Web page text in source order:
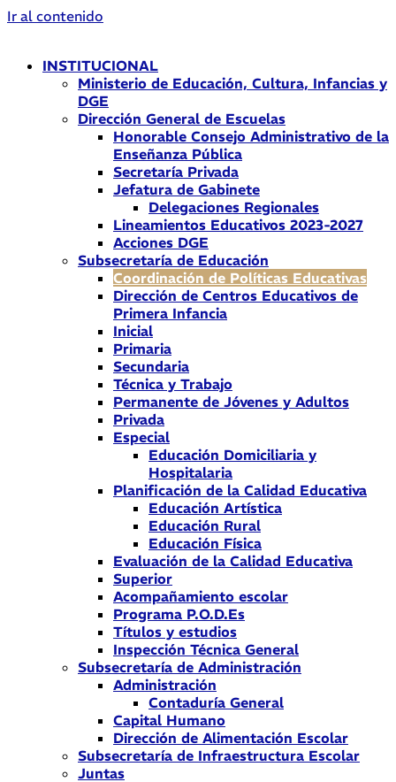
Ir al contenido
INSTITUCIONAL
Ministerio de Educación, Cultura, Infancias y
DGE
Dirección General de Escuelas
Honorable Consejo Administrativo de la
Enseñanza Pública
Secretaría Privada
Jefatura de Gabinete
Delegaciones Regionales
Lineamientos Educativos 2023-2027
Acciones DGE
Subsecretaría de Educación
Coordinación de Políticas Educativas
Dirección de Centros Educativos de
Primera Infancia
Inicial
Primaria
Secundaria
Técnica y Trabajo
Permanente de Jóvenes y Adultos
Privada
Especial
Educación Domiciliaria y
Hospitalaria
Planificación de la Calidad Educativa
Educación Artística
Educación Rural
Educación Física
Evaluación de la Calidad Educativa
Superior
Acompañamiento escolar
Programa P.O.D.Es
Títulos y estudios
Inspección Técnica General
Subsecretaría de Administración
Administración
Contaduría General
Capital Humano
Dirección de Alimentación Escolar
Subsecretaría de Infraestructura Escolar
Juntas